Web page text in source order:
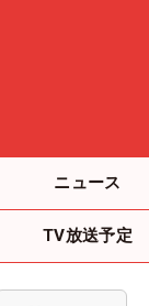
ニュース
TV放送予定